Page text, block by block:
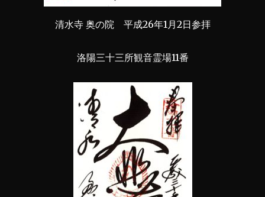
清水寺 奥の院 平成26年1月2日参拝
洛陽三十三所観音霊場11番